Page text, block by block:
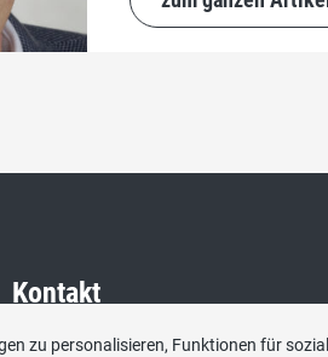
Kontakt
zu personalisieren, Funktionen für